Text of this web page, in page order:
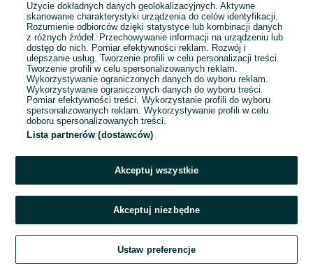
Zadzwoń / SMS
Użycie dokładnych danych geolokalizacyjnych. Aktywne
skanowanie charakterystyki urządzenia do celów identyfikacji.
Rozumienie odbiorców dzięki statystyce lub kombinacji danych
z różnych źródeł. Przechowywanie informacji na urządzeniu lub
dostęp do nich. Pomiar efektywności reklam. Rozwój i
ulepszanie usług. Tworzenie profili w celu personalizacji treści.
Tworzenie profili w celu spersonalizowanych reklam.
Wykorzystywanie ograniczonych danych do wyboru reklam.
Wykorzystywanie ograniczonych danych do wyboru treści.
Pomiar efektywności treści. Wykorzystanie profili do wyboru
spersonalizowanych reklam. Wykorzystywanie profili w celu
doboru spersonalizowanych treści.
Lista partnerów (dostawców)
Akceptuj wszystkie
Akceptuj niezbędne
Ustaw preferencje